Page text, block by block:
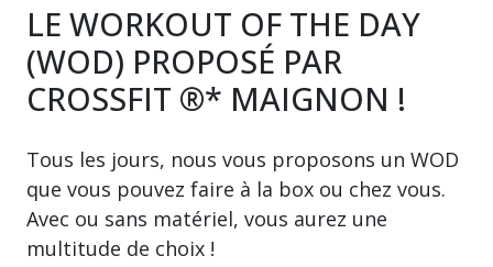
LE WORKOUT OF THE DAY
(WOD) PROPOSÉ PAR
CROSSFIT ®* MAIGNON !
Tous les jours, nous vous proposons un WOD
que vous pouvez faire à la box ou chez vous.
Avec ou sans matériel, vous aurez une
multitude de choix !